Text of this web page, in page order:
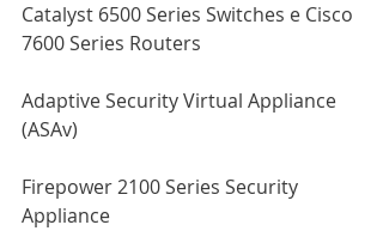
Catalyst 6500 Series Switches e Cisco
7600 Series Routers
Adaptive Security Virtual Appliance
(ASAv)
Firepower 2100 Series Security
Appliance